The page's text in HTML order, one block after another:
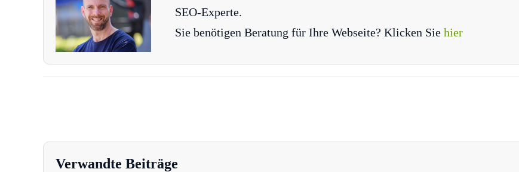
SEO-Experte.
Sie benötigen Beratung für Ihre Webseite? Klicken Sie hier
Verwandte Beiträge